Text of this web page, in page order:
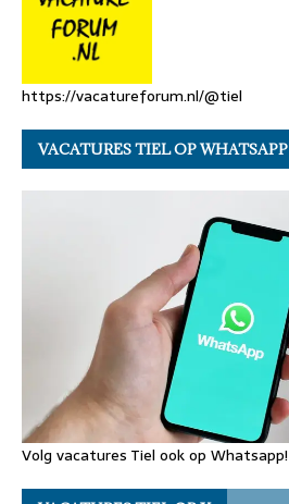
https://vacatureforum.nl/@tiel
VACATURES TIEL OP WHATSAPP
Volg vacatures Tiel ook op Whatsapp!